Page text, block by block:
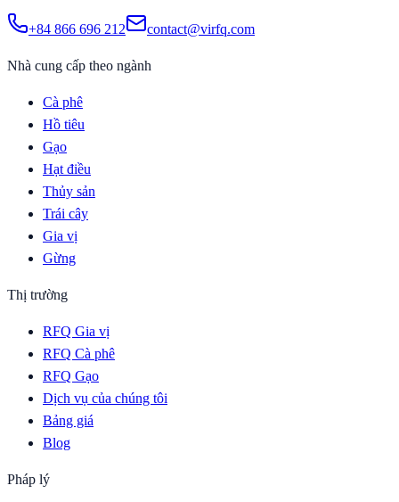
+84 866 696 212 contact@virfq.com
Nhà cung cấp theo ngành
Cà phê
Hồ tiêu
Gạo
Hạt điều
Thủy sản
Trái cây
Gia vị
Gừng
Thị trường
RFQ Gia vị
RFQ Cà phê
RFQ Gạo
Dịch vụ của chúng tôi
Bảng giá
Blog
Pháp lý